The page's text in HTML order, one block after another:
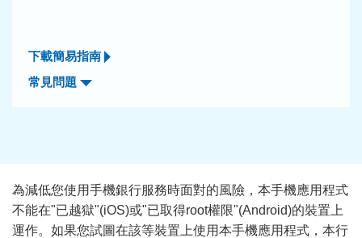
下載簡易指南
常見問題
為減低您使用手機銀行服務時面對的風險，本手機應用程式
不能在"已越獄"(iOS)或"已取得root權限"(Android)的裝置上
運作。如果您試圖在該等裝置上使用本手機應用程式，本行